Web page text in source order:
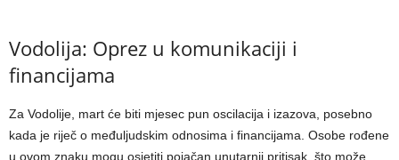
Vodolija: Oprez u komunikaciji i
financijama
Za Vodolije, mart će biti mjesec pun oscilacija i izazova, posebno
kada je riječ o međuljudskim odnosima i financijama. Osobe rođene
u ovom znaku mogu osjetiti pojačan unutarnji pritisak, što može